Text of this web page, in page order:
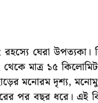
ঘেরা
থেকে মাত্র ১৫
মনোরম দৃশ্য,
পর বছর ধরে। এই